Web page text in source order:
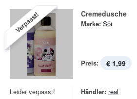
Verpasst! Cremedusche
Marke: Sôi
Preis: € 1,99
Leider verpasst!
Händler: real